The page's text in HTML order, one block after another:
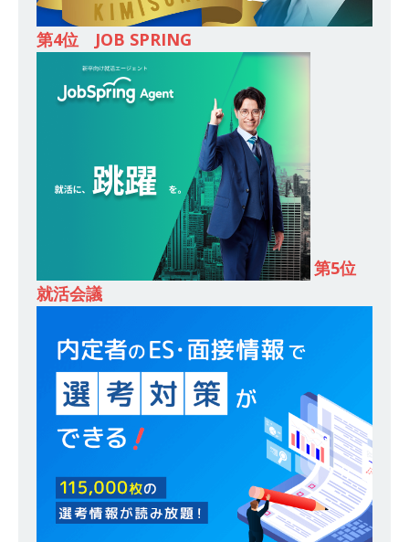
字経営。売上は常に右肩上がり ｜ 未経験から営
業として成長・収入アップが目指せる環境 ｜ オ
体育会積極採用企業
[ 2026年5月13日 ] 【 28卒 ｜ トップ企業内定の
登竜門!! 満足度98％のインターン 】 東京勤務・
転勤なし ｜ 文系IT未経験でもOK ｜ 新卒の3年以
内昇進率91％ ｜ IT社会の今まさに求められてい
るベンチャー企業 ｜ 新卒2年目で1,000万円越え
目指せる!! ｜ データX
体育会積極採用企業
[ 2026年5月13日 ] 【 28卒 ｜ 仕事の全容を知れ
模の重要施設の建設に携わるサブコン ｜ 環境保
全や脱炭素社会の実現にも貢献 ｜ 初任給28万
+各手当 ｜ 年間休日125日 ｜ オーク設備工業
【 28卒 ｜ 建築プロセスの一
部を体験できるイベント開催 】香川・大阪勤務
｜ 四国・関東エリアで圧倒的な存在感を誇る総
第4位 JOB SPRING
第5位
就活会議